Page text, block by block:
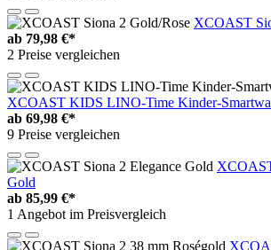
XCOAST
ab 79,98 €*
2 Preise vergleichen
XCOAST KIDS LINO-Time Kinder-
ab 69,98 €*
9 Preise vergleichen
Gold
ab 85,99 €*
1 Angebot im Preisvergleich